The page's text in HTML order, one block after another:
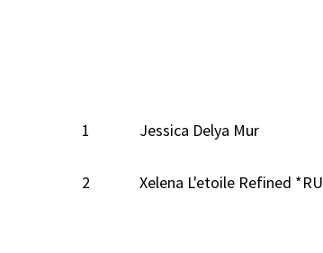
1 Jessica Delya Mur
2 Xelena L'etoile Refined *RU